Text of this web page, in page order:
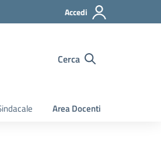
Accedi
Cerca
Area Docenti